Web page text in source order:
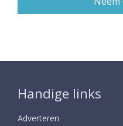
Handige links
Adverteren